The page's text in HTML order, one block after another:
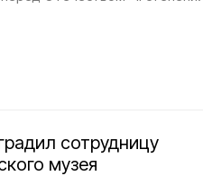
сотрудницу
музея